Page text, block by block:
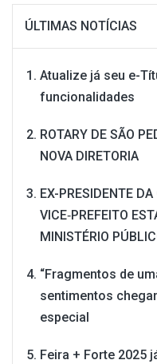
ÚLTIMAS NOTÍCIAS
Atualize já seu e-
funcionalidades
ROTARY DE SÃO
NOVA DIRETORIA
EX-PRESIDENTE
VICE‑PREFEITO
MINISTÉRIO
“Fragmentos de
sentimentos
especial
Feira + Forte 2025